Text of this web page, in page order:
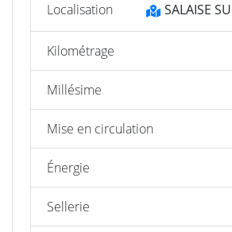
Localisation SALAISE
Kilométrage
Millésime
Mise en circulation
Énergie
Sellerie